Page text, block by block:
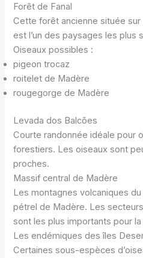
Forêt de Fanal
Cette forêt ancienne située sur
est l’un des paysages les plus
Oiseaux possibles :
pigeon trocaz
roitelet de Madère
rougegorge de Madère
Levada dos Balcões
Courte randonnée idéale pour
forestiers. Les oiseaux sont
proches.
Massif central de Madère
Les montagnes volcaniques
pétrel de Madère. Les
sont les plus importants pour
Les endémiques des îles
Certaines sous-espèces